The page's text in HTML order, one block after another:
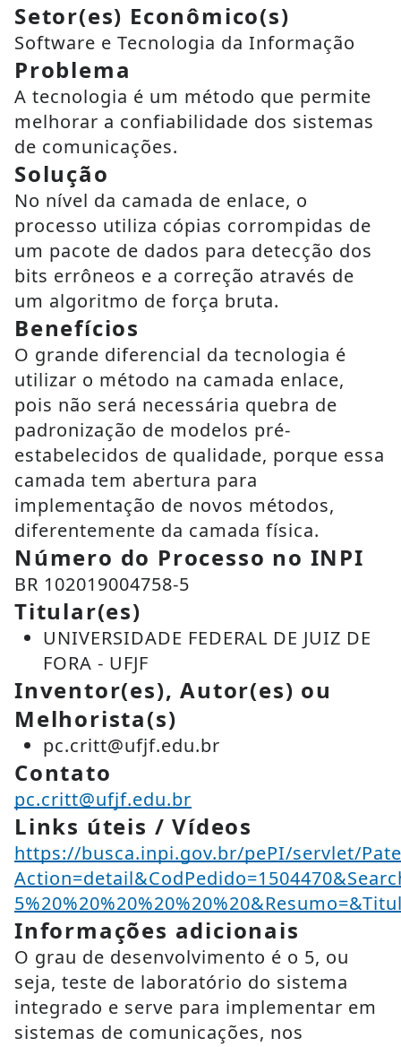
Setor(es) Econômico(s)
Software e Tecnologia da Informação
Problema
A tecnologia é um método que permite
melhorar a confiabilidade dos sistemas
de comunicações.
Solução
No nível da camada de enlace, o
processo utiliza cópias corrompidas de
um pacote de dados para detecção dos
bits errôneos e a correção através de
um algoritmo de força bruta.
Benefícios
O grande diferencial da tecnologia é
utilizar o método na camada enlace,
pois não será necessária quebra de
padronização de modelos pré-
estabelecidos de qualidade, porque essa
camada tem abertura para
implementação de novos métodos,
diferentemente da camada física.
Número do Processo no INPI
BR 102019004758-5
Titular(es)
UNIVERSIDADE FEDERAL DE JUIZ DE
FORA - UFJF
Inventor(es), Autor(es) ou
Melhorista(s)
pc.critt@ufjf.edu.br
Contato
pc.critt@ufjf.edu.br
Links úteis / Vídeos
https://busca.inpi.gov.br/pePI/servlet/
Informações adicionais
O grau de desenvolvimento é o 5, ou
seja, teste de laboratório do sistema
integrado e serve para implementar em
sistemas de comunicações, nos